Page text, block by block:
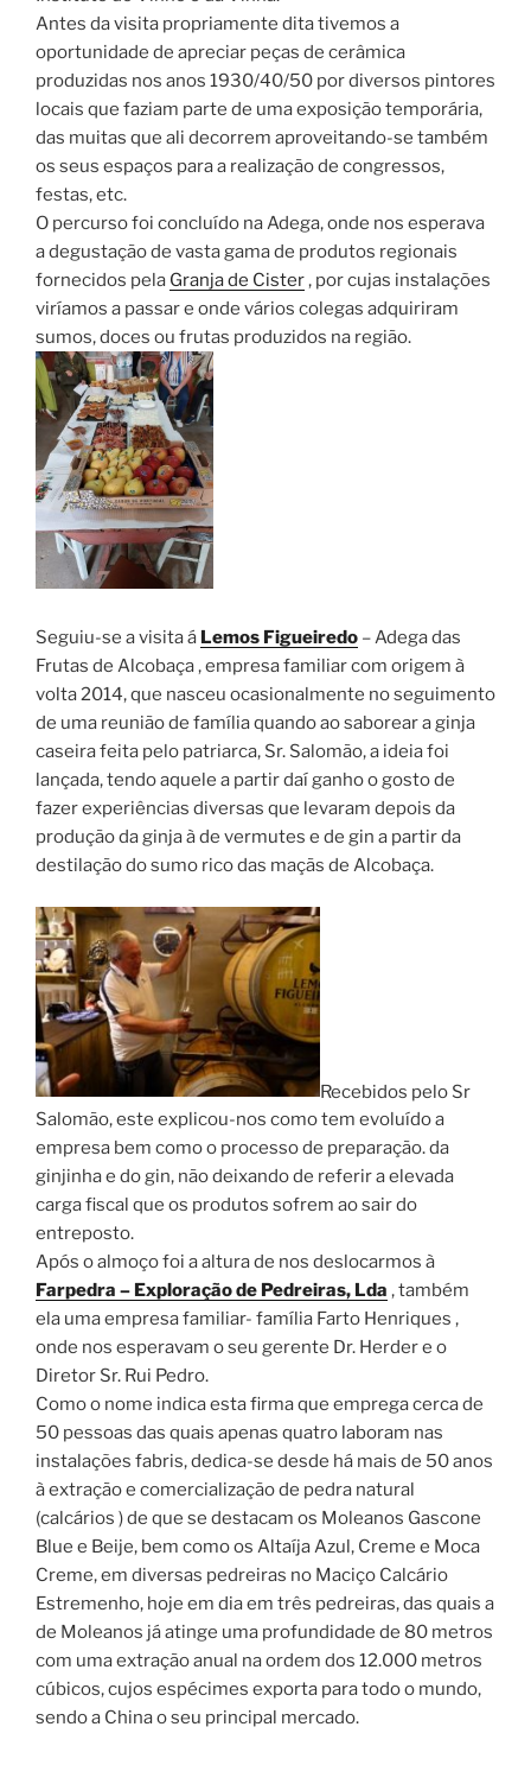
Antes da visita propriamente dita tivemos a
oportunidade de apreciar peças de cerâmica
produzidas nos anos 1930/40/50 por diversos pintores
locais que faziam parte de uma exposição temporária,
das muitas que ali decorrem aproveitando-se também
os seus espaços para a realização de congressos,
festas, etc.
O percurso foi concluído na Adega, onde nos esperava
a degustação de vasta gama de produtos regionais
fornecidos pela Granja de Cister , por cujas instalações
viríamos a passar e onde vários colegas adquiriram
sumos, doces ou frutas produzidos na região.
Seguiu-se a visita á Lemos Figueiredo – Adega das
Frutas de Alcobaça , empresa familiar com origem à
volta 2014, que nasceu ocasionalmente no seguimento
de uma reunião de família quando ao saborear a ginja
caseira feita pelo patriarca, Sr. Salomão, a ideia foi
lançada, tendo aquele a partir daí ganho o gosto de
fazer experiências diversas que levaram depois da
produção da ginja à de vermutes e de gin a partir da
destilação do sumo rico das maçãs de Alcobaça.
Recebidos pelo Sr
Salomão, este explicou-nos como tem evoluído a
empresa bem como o processo de preparação. da
ginjinha e do gin, não deixando de referir a elevada
carga fiscal que os produtos sofrem ao sair do
entreposto.
Após o almoço foi a altura de nos deslocarmos à
Farpedra – Exploração de Pedreiras, Lda , também
ela uma empresa familiar- família Farto Henriques ,
onde nos esperavam o seu gerente Dr. Herder e o
Diretor Sr. Rui Pedro.
Como o nome indica esta firma que emprega cerca de
50 pessoas das quais apenas quatro laboram nas
instalações fabris, dedica-se desde há mais de 50 anos
à extração e comercialização de pedra natural
(calcários ) de que se destacam os Moleanos Gascone
Blue e Beije, bem como os Altaíja Azul, Creme e Moca
Creme, em diversas pedreiras no Maciço Calcário
Estremenho, hoje em dia em três pedreiras, das quais a
de Moleanos já atinge uma profundidade de 80 metros
com uma extração anual na ordem dos 12.000 metros
cúbicos, cujos espécimes exporta para todo o mundo,
sendo a China o seu principal mercado.